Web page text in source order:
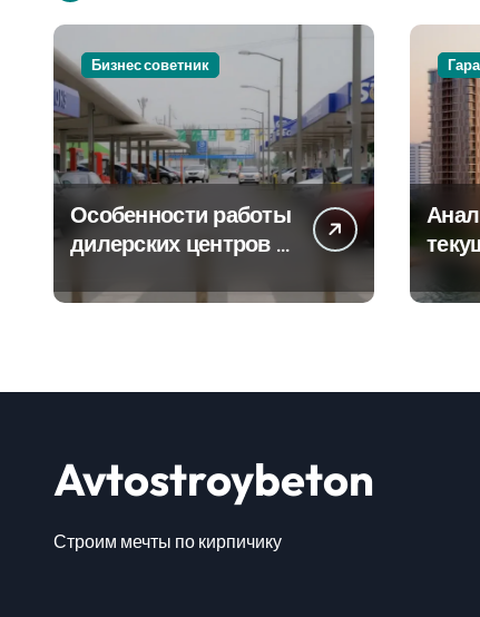
Бизнес советник
Особенности работы
дилерских центров и
на крупных
Avtostroybeton
Строим мечты по кирпичику